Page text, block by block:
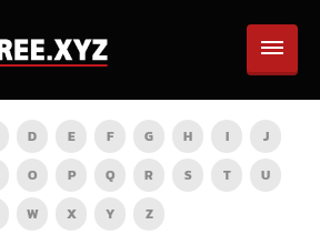
D E F G H I
J
O P Q R S T
U
W X Y Z